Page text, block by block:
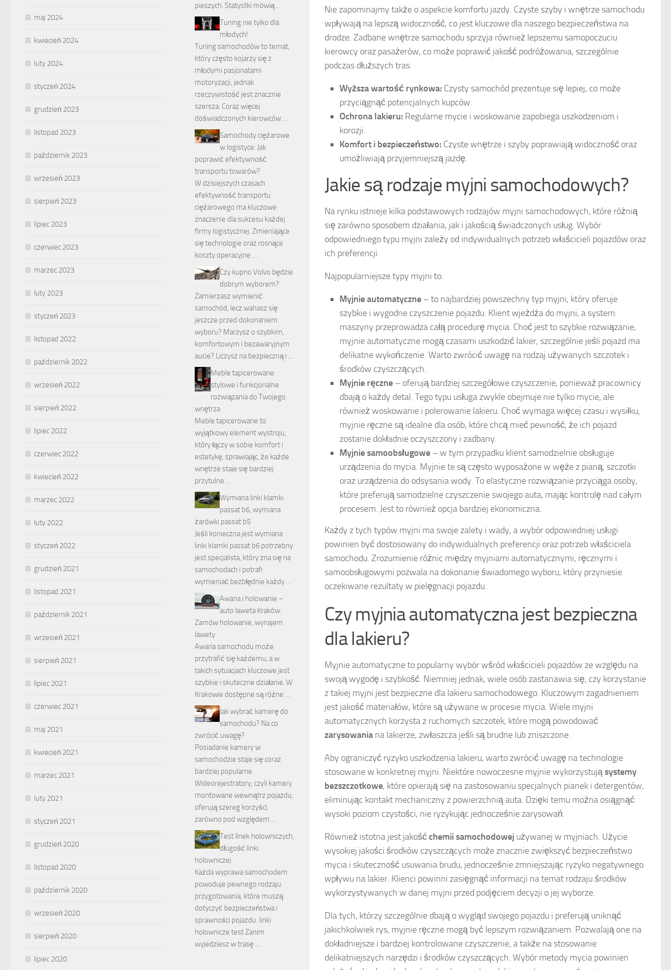
Nie zapominajmy także o aspekcie komfortu jazdy. Czyste szyby i wnętrze samochodu
wpływają na lepszą widoczność, co jest kluczowe dla naszego bezpieczeństwa na
drodze. Zadbane wnętrze samochodu sprzyja również lepszemu samopoczuciu
kierowcy oraz pasażerów, co może poprawić jakość podróżowania, szczególnie
podczas dłuższych tras.
Wyższa wartość rynkowa: Czysty samochód prezentuje się lepiej, co może
przyciągnąć potencjalnych kupców.
Ochrona lakieru: Regularne mycie i woskowanie zapobiega uszkodzeniom i
korozji.
Komfort i bezpieczeństwo: Czyste wnętrze i szyby poprawiają widoczność oraz
umożliwiają przyjemniejszą jazdę.
Jakie są rodzaje myjni samochodowych?
Na rynku istnieje kilka podstawowych rodzajów myjni samochodowych, które różnią
się zarówno sposobem działania, jak i jakością świadczonych usług. Wybór
odpowiedniego typu myjni zależy od indywidualnych potrzeb właścicieli pojazdów oraz
ich preferencji.
Najpopularniejsze typy myjni to:
Myjnie automatyczne – to najbardziej powszechny typ myjni, który oferuje
szybkie i wygodne czyszczenie pojazdu. Klient wjeżdża do myjni, a system
maszyny przeprowadza całą procedurę mycia. Choć jest to szybkie rozwiązanie,
myjnie automatyczne mogą czasami uszkodzić lakier, szczególnie jeśli pojazd ma
delikatne wykończenie. Warto zwrócić uwagę na rodzaj używanych szczotek i
środków czyszczących.
Myjnie ręczne – oferują bardziej szczegółowe czyszczenie, ponieważ pracownicy
dbają o każdy detal. Tego typu usługa zwykle obejmuje nie tylko mycie, ale
również woskowanie i polerowanie lakieru. Choć wymaga więcej czasu i wysiłku,
myjnie ręczne są idealne dla osób, które chcą mieć pewność, że ich pojazd
zostanie dokładnie oczyszczony i zadbany.
Myjnie samoobsługowe – w tym przypadku klient samodzielnie obsługuje
urządzenia do mycia. Myjnie te są często wyposażone w węże z pianą, szczotki
oraz urządzenia do odsysania wody. To elastyczne rozwiązanie przyciąga osoby,
które preferują samodzielne czyszczenie swojego auta, mając kontrolę nad całym
procesem. Jest to również opcja bardziej ekonomiczna.
Każdy z tych typów myjni ma swoje zalety i wady, a wybór odpowiedniej usługi
powinien być dostosowany do indywidualnych preferencji oraz potrzeb właściciela
samochodu. Zrozumienie różnic między myjniami automatycznymi, ręcznymi i
samoobsługowymi pozwala na dokonanie świadomego wyboru, który przyniesie
oczekiwane rezultaty w pielęgnacji pojazdu.
Czy myjnia automatyczna jest bezpieczna
dla lakieru?
Myjnie automatyczne to popularny wybór wśród właścicieli pojazdów ze względu na
swoją wygodę i szybkość. Niemniej jednak, wiele osób zastanawia się, czy korzystanie
z takiej myjni jest bezpieczne dla lakieru samochodowego. Kluczowym zagadnieniem
jest jakość materiałów, które są używane w procesie mycia. Wiele myjni
automatycznych korzysta z ruchomych szczotek, które mogą powodować
zarysowania na lakierze, zwłaszcza jeśli są brudne lub zniszczone.
Aby ograniczyć ryzyko uszkodzenia lakieru, warto zwrócić uwagę na technologie
stosowane w konkretnej myjni. Niektóre nowoczesne myjnie wykorzystująsystemy
bezszczotkowe, które opierają się na zastosowaniu specjalnych pianek i detergentów,
eliminując kontakt mechaniczny z powierzchnią auta. Dzięki temu można osiągnąć
wysoki poziom czystości, nie ryzykując jednocześnie zarysowań.
Również istotna jest jakośćchemii samochodowej używanej w myjniach. Użycie
wysokiej jakości środków czyszczących może znacznie zwiększyć bezpieczeństwo
mycia i skuteczność usuwania brudu, jednocześnie zmniejszając ryzyko negatywnego
wpływu na lakier. Klienci powinni zasięgnąć informacji na temat rodzaju środków
wykorzystywanych w danej myjni przed podjęciem decyzji o jej wyborze.
Dla tych, którzy szczególnie dbają o wygląd swojego pojazdu i preferują uniknąć
jakichkolwiek rys, myjnie ręczne mogą być lepszym rozwiązaniem. Pozwalają one na
dokładniejsze i bardziej kontrolowane czyszczenie, a także na stosowanie
delikatniejszych narzędzi i środków czyszczących. Wybór metody mycia powinien
maj 2024
kwiecień 2024
luty 2024
styczeń 2024
grudzień 2023
listopad 2023
październik 2023
wrzesień 2023
sierpień 2023
lipiec 2023
czerwiec 2023
marzec 2023
luty 2023
styczeń 2023
listopad 2022
październik 2022
wrzesień 2022
sierpień 2022
lipiec 2022
czerwiec 2022
kwiecień 2022
marzec 2022
luty 2022
styczeń 2022
grudzień 2021
listopad 2021
październik 2021
wrzesień 2021
sierpień 2021
lipiec 2021
czerwiec 2021
maj 2021
kwiecień 2021
marzec 2021
luty 2021
styczeń 2021
grudzień 2020
listopad 2020
październik 2020
wrzesień 2020
sierpień 2020
lipiec 2020
pieszych. Statystki mówią …
Tuning nie tylko dla
młodych!
Tuning samochodów to temat,
który często kojarzy się z
młodymi pasjonatami
motoryzacji, jednak
rzeczywistość jest znacznie
szersza. Coraz więcej
doświadczonych kierowców …
Samochody ciężarowe
w logistyce: Jak
poprawić efektywność
transportu towarów?
W dzisiejszych czasach
efektywność transportu
ciężarowego ma kluczowe
znaczenie dla sukcesu każdej
firmy logistycznej. Zmieniające
się technologie oraz rosnące
koszty operacyjne …
Czy kupno Volvo będzie
dobrym wyborem?
Zamierzasz wymienić
samochód, lecz wahasz się
jeszcze przed dokonaniem
wyboru? Marzysz o szybkim,
komfortowym i bezawaryjnym
aucie? Liczysz na bezpieczną i …
Meble tapicerowane:
stylowe i funkcjonalne
rozwiązania do Twojego
wnętrza
Meble tapicerowane to
wyjątkowy element wystroju,
który łączy w sobie komfort i
estetykę, sprawiając, że każde
wnętrze staje się bardziej
przytulne …
Wymiana linki klamki
passat b6, wymiana
żarówki passat b5
Jeśli konieczna jest wymiana
linki klamki passat b6 potrzebny
jest specjalista, który zna się na
samochodach i potrafi
wymieniać bezbłędnie każdy …
Awaria i holowanie –
auto laweta Kraków.
Zamów holowanie, wynajem
lawety
Awaria samochodu może
przytrafić się każdemu, a w
takich sytuacjach kluczowe jest
szybkie i skuteczne działanie. W
Krakowie dostępne są różne …
Jak wybrać kamerę do
samochodu? Na co
zwrócić uwagę?
Posiadanie kamery w
samochodzie staje się coraz
bardziej popularne.
Wideorejestratory, czyli kamery
montowane wewnątrz pojazdu,
oferują szereg korzyści,
zarówno pod względem …
Test linek holowniczych,
długość linki
holowniczej
Każda wyprawa samochodem
powoduje pewnego rodzaju
przygotowania, które muszą
dotyczyć bezpieczeństwa i
sprawności pojazdu. linki
holownicze test Zanim
wyjedziesz w trasę …